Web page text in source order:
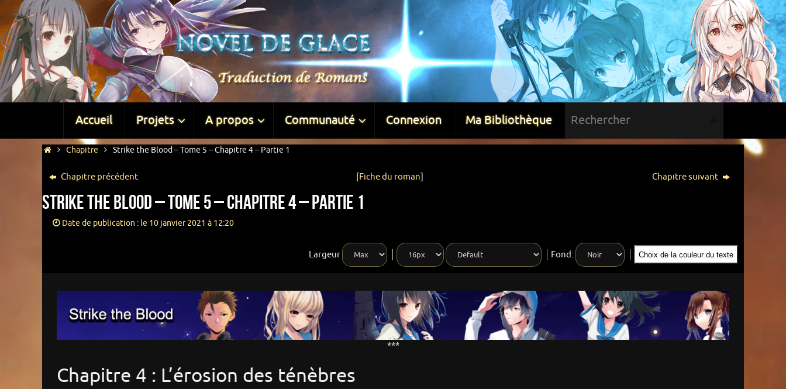
Accueil Projets A propos Communauté Connexion Ma Bibliothèque
Chapitre Strike the Blood – Tome 5 – Chapitre 4 – Partie 1
Chapitre précédent [Fiche du roman] Chapitre suivant
Strike the Blood – Tome 5 – Chapitre 4 – Partie 1
Date de publication : le 10 janvier 2021 à 12:20
Largeur Fond: Choix de la couleur du texte
***
Chapitre 4 : L’érosion des ténèbres